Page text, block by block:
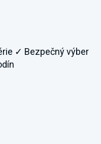
✓ Bezpečný výber